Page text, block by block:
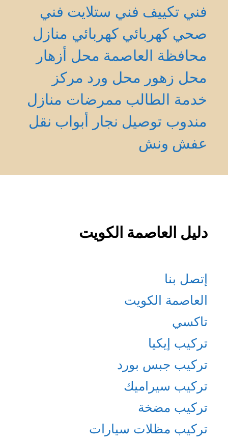
فني تكييف فني ستلايت فني
صحي كهربائي كهربائي منازل
محافظة العاصمة محل أزهار
محل زهور محل ورد مركز
خدمة الطالب ممرضات منازل
مندوب توصيل نجار أبواب نقل
عفش ونش
دليل العاصمة الكويت
إتصل بنا
العاصمة الكويت
تاكسي
تركيب إيكيا
تركيب جبس بورد
تركيب سيراميك
تركيب مضخة
تركيب مظلات سيارات